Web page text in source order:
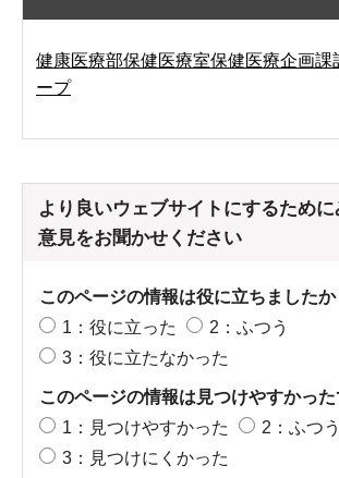
健康医療部保健医療室保健医療企画課
ープ
より良いウェブサイトにするため
意見をお聞かせください
このページの情報は役に立ちましたか
1：役に立った
2：ふつう
3：役に立たなかった
このページの情報は見つけやすかった
1：見つけやすかった
2：ふつう
3：見つけにくかった